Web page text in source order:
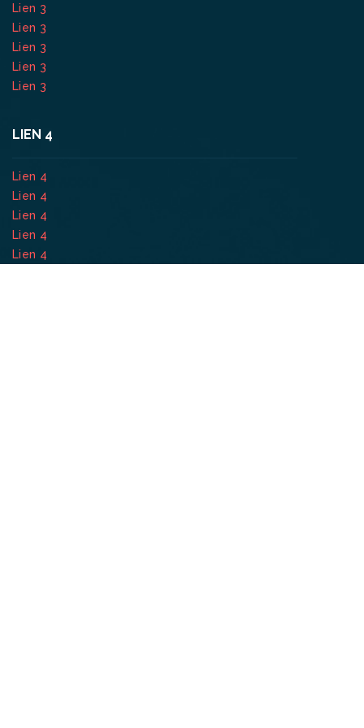
Lien 3
Lien 3
Lien 3
Lien 3
Lien 3
LIEN 4
Lien 4
Lien 4
Lien 4
Lien 4
Lien 4